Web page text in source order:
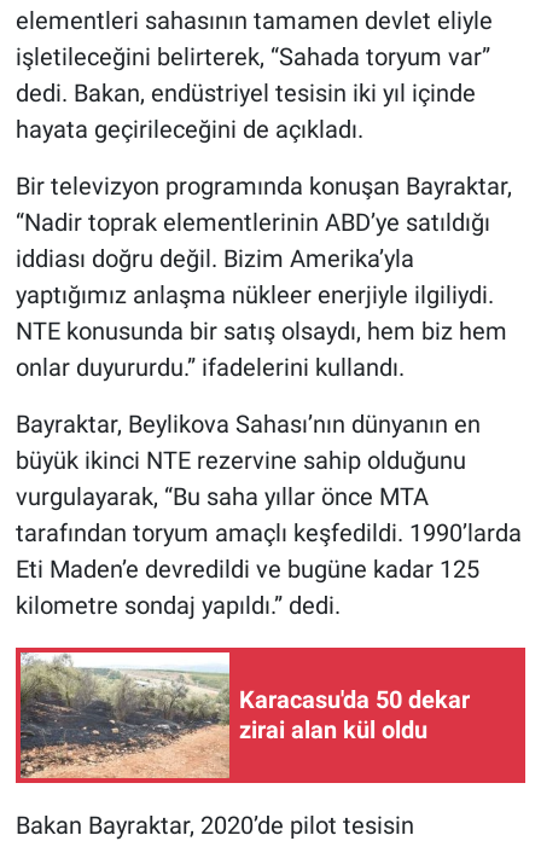
elementleri sahasının tamamen devlet eliyle
işletileceğini belirterek, “Sahada toryum var”
dedi. Bakan, endüstriyel tesisin iki yıl içinde
hayata geçirileceğini de açıkladı.
Bir televizyon programında konuşan Bayraktar,
“Nadir toprak elementlerinin ABD’ye satıldığı
iddiası doğru değil. Bizim Amerika’yla
yaptığımız anlaşma nükleer enerjiyle ilgiliydi.
NTE konusunda bir satış olsaydı, hem biz hem
onlar duyururdu.” ifadelerini kullandı.
Bayraktar, Beylikova Sahası’nın dünyanın en
büyük ikinci NTE rezervine sahip olduğunu
vurgulayarak, “Bu saha yıllar önce MTA
tarafından toryum amaçlı keşfedildi. 1990’larda
Eti Maden’e devredildi ve bugüne kadar 125
kilometre sondaj yapıldı.” dedi.
Karacasu'da 50 dekar
zirai alan kül oldu
Bakan Bayraktar, 2020’de pilot tesisin